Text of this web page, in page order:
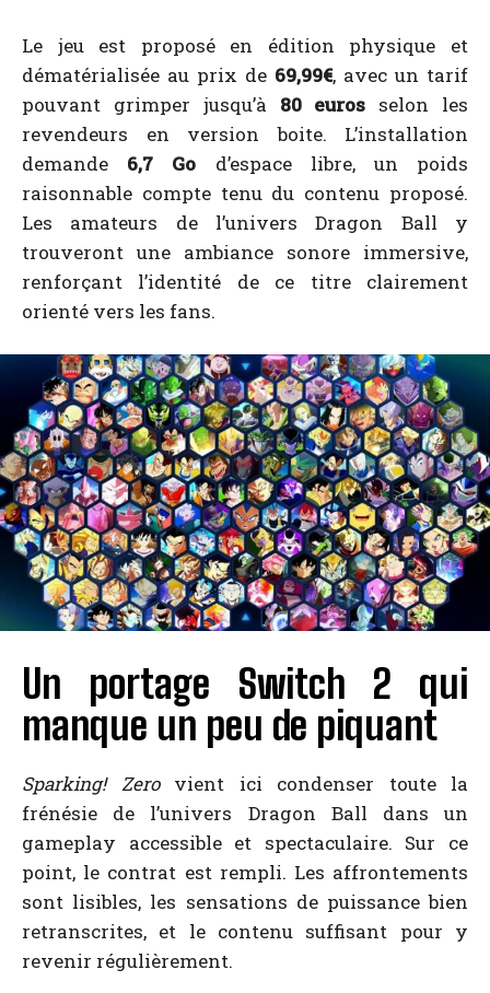
Le jeu est proposé en édition physique et
dématérialisée au prix de 69,99€, avec un tarif
pouvant grimper jusqu’à 80 euros selon les
revendeurs en version boite. L’installation
demande 6,7 Go d’espace libre, un poids
raisonnable compte tenu du contenu proposé.
Les amateurs de l’univers Dragon Ball y
trouveront une ambiance sonore immersive,
renforçant l’identité de ce titre clairement
orienté vers les fans.
Un portage Switch 2 qui
manque un peu de piquant
Sparking! Zerovient ici condenser toute la
frénésie de l’univers Dragon Ball dans un
gameplay accessible et spectaculaire. Sur ce
point, le contrat est rempli. Les affrontements
sont lisibles, les sensations de puissance bien
retranscrites, et le contenu suffisant pour y
revenir régulièrement.